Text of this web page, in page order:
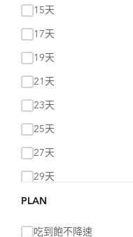
15天
17天
19天
21天
23天
25天
27天
29天
PLAN
吃到飽不降速